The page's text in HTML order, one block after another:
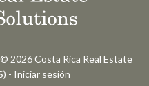
2026Costa Rica Real Estate
- Iniciar sesión